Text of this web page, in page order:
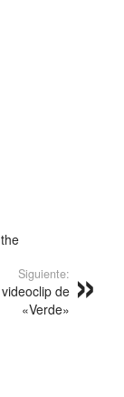
Siguiente:
de
«Verde»